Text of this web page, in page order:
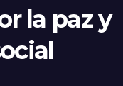
la paz y